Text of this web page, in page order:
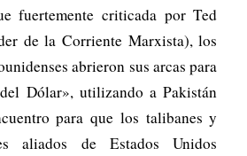
fuertemente criticada por Ted
de la Corriente Marxista), los
abrieron sus arcas para
Dólar», utilizando a Pakistán
para que los talibanes y
aliados de Estados Unidos